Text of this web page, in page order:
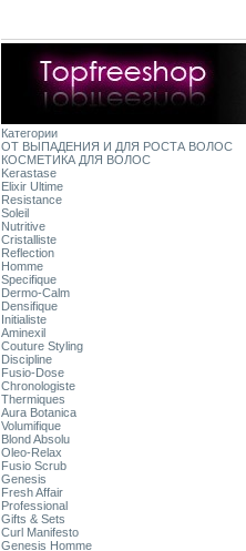
Категории
ОТ ВЫПАДЕНИЯ И ДЛЯ РОСТА ВОЛОС
КОСМЕТИКА ДЛЯ ВОЛОС
Kerastase
Elixir Ultime
Resistance
Soleil
Nutritive
Cristalliste
Reflection
Homme
Specifique
Dermo-Calm
Densifique
Initialiste
Aminexil
Couture Styling
Discipline
Fusio-Dose
Chronologiste
Thermiques
Aura Botanica
Volumifique
Blond Absolu
Oleo-Relax
Fusio Scrub
Genesis
Fresh Affair
Professional
Gifts & Sets
Curl Manifesto
Genesis Homme